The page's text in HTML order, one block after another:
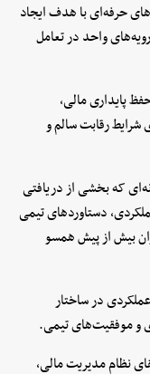
حرفه‌ای با هدف ایجاد
واحد در تعامل
پایداری مالی،
شرایط رقابت سالم و
که بخشی از دریافتی
دستاوردهای تیمی
بیش از پیش همسو
در ساختار
و موفقیت‌های تیمی.
نظام مدیریت مالی،